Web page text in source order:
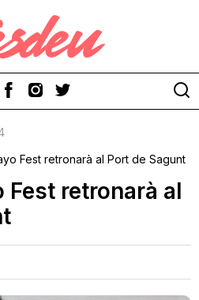
Discos
i Televisió
Fest retronarà al Port de Sagunt
Fest retronarà al